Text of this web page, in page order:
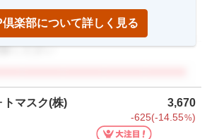
ください
トマスク(株) 3,670
-625(-14.55%)
倶楽部について詳しく見る